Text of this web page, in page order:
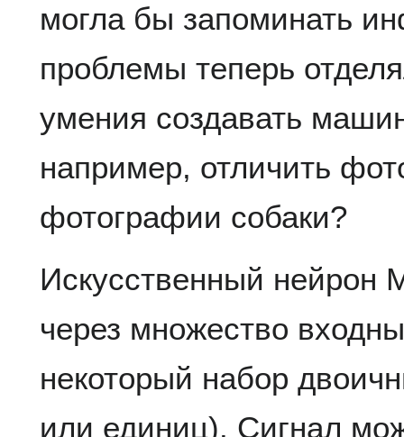
могла бы запоминать
проблемы теперь
умения создавать
например, отличить
фотографии собаки?
Искусственный нейрон
через множество
некоторый набор
или единиц). Сигнал